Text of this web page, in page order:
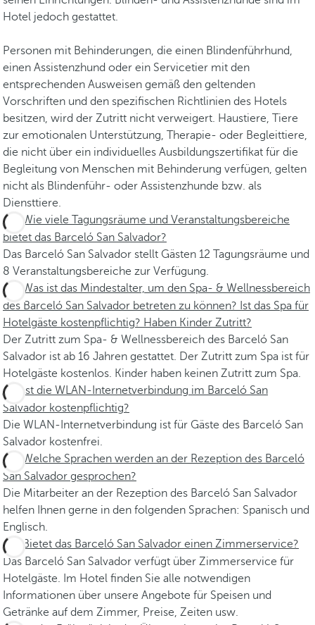
Hotel jedoch gestattet.
Personen mit Behinderungen, die einen Blindenführhund,
einen Assistenzhund oder ein Servicetier mit den
entsprechenden Ausweisen gemäß den geltenden
Vorschriften und den spezifischen Richtlinien des Hotels
besitzen, wird der Zutritt nicht verweigert. Haustiere, Tiere
zur emotionalen Unterstützung, Therapie- oder Begleittiere,
die nicht über ein individuelles Ausbildungszertifikat für die
Begleitung von Menschen mit Behinderung verfügen, gelten
nicht als Blindenführ- oder Assistenzhunde bzw. als
Diensttiere.
Wie viele Tagungsräume und Veranstaltungsbereiche
bietet das Barceló San Salvador?
Das Barceló San Salvador stellt Gästen 12 Tagungsräume und
8 Veranstaltungsbereiche zur Verfügung.
Was ist das Mindestalter, um den Spa- & Wellnessbereich
des Barceló San Salvador betreten zu können? Ist das Spa für
Hotelgäste kostenpflichtig? Haben Kinder Zutritt?
Der Zutritt zum Spa- & Wellnessbereich des Barceló San
Salvador ist ab 16 Jahren gestattet. Der Zutritt zum Spa ist für
Hotelgäste kostenlos. Kinder haben keinen Zutritt zum Spa.
Ist die WLAN-Internetverbindung im Barceló San
Salvador kostenpflichtig?
Die WLAN-Internetverbindung ist für Gäste des Barceló San
Salvador kostenfrei.
Welche Sprachen werden an der Rezeption des Barceló
San Salvador gesprochen?
Die Mitarbeiter an der Rezeption des Barceló San Salvador
helfen Ihnen gerne in den folgenden Sprachen: Spanisch und
Englisch.
Bietet das Barceló San Salvador einen Zimmerservice?
Das Barceló San Salvador verfügt über Zimmerservice für
Hotelgäste. Im Hotel finden Sie alle notwendigen
Informationen über unsere Angebote für Speisen und
Getränke auf dem Zimmer, Preise, Zeiten usw.